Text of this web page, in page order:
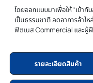
โดยออกแบบมาเพื่อให้ “เข้ากั
เป็นธรรมชาติ ลดอาการล้าไ
ฟิตเนส Commercial และผู้
รายละเอียดสินค้า